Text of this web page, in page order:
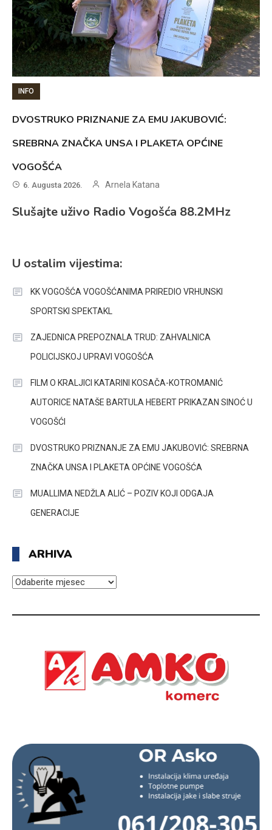
INFO
DVOSTRUKO PRIZNANJE ZA EMU JAKUBOVIĆ:
SREBRNA ZNAČKA UNSA I PLAKETA OPĆINE
VOGOŠĆA
6. Augusta 2026. Arnela Katana
Slušajte uživo Radio Vogošća 88.2MHz
U ostalim vijestima:
KK VOGOŠĆA VOGOŠĆANIMA PRIREDIO VRHUNSKI
SPORTSKI SPEKTAKL
ZAJEDNICA PREPOZNALA TRUD: ZAHVALNICA
POLICIJSKOJ UPRAVI VOGOŠĆA
FILM O KRALJICI KATARINI KOSAČA-KOTROMANIĆ
AUTORICE NATAŠE BARTULA HEBERT PRIKAZAN SINOĆ U
VOGOŠĆI
DVOSTRUKO PRIZNANJE ZA EMU JAKUBOVIĆ: SREBRNA
ZNAČKA UNSA I PLAKETA OPĆINE VOGOŠĆA
MUALLIMA NEDŽLA ALIĆ – POZIV KOJI ODGAJA
GENERACIJE
ARHIVA
ARHIVA